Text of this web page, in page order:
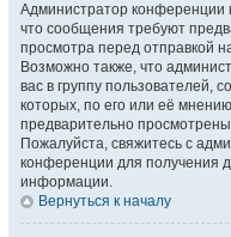
Администратор конференции
что сообщения требуют
просмотра перед отправкой
Возможно также, что
вас в группу пользователей,
которых, по его или её
предварительно
Пожалуйста, свяжитесь с
конференции для получения
информации.
Вернуться к началу